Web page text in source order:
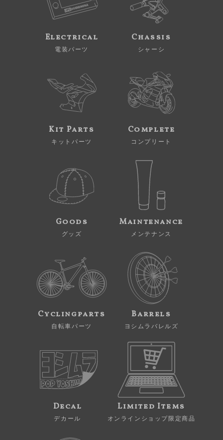
Electrical
電装パーツ
Chassis
シャーシ
Kit Parts
キットパーツ
Complete
コンプリート
Goods
グッズ
Maintenance
メンテナンス
Cyclingparts
自転車パーツ
Barrels
ヨシムラバレルズ
Decal
デカール
Limited Items
オンラインショップ限定商品